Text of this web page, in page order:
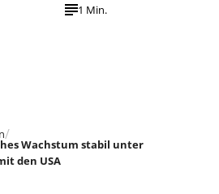
1 Min.
Wachstum stabil unter
den USA